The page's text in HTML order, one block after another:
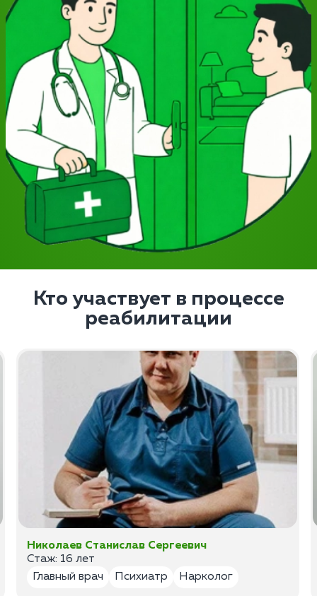
Кто участвует в процессе
реабилитации
Николаев Станислав Сергеевич
Стаж: 16 лет
Главный врач
Психиатр Нарколог